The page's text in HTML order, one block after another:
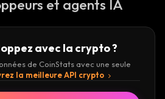
et agents IA
avec la crypto ?
de CoinStats avec une seule
la meilleure API crypto